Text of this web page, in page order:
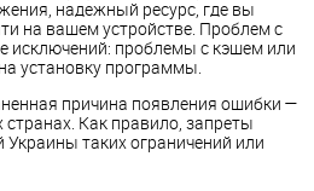
надежный ресурс, где вы
на вашем устройстве. Проблем с
исключений: проблемы с кэшем или
установку программы.
причина появления ошибки —
Как правило, запреты
таких ограничений или